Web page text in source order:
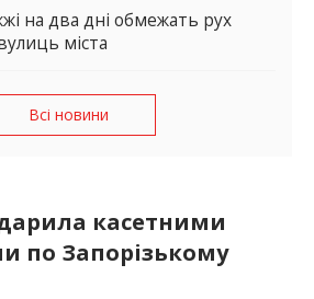
на два дні обмежать рух
міста
Всі новини
касетними
по Запорізькому